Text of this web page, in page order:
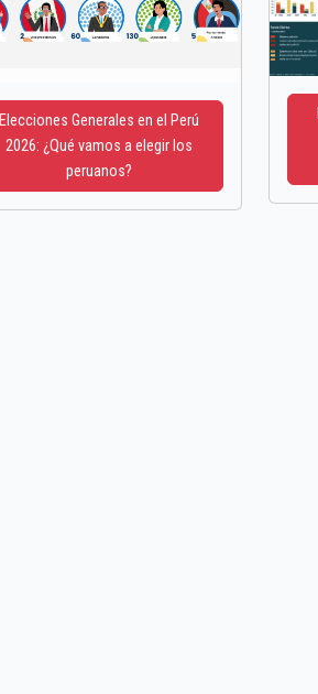
Elecciones Generales en el Perú
2026: ¿Qué vamos a elegir los
peruanos?